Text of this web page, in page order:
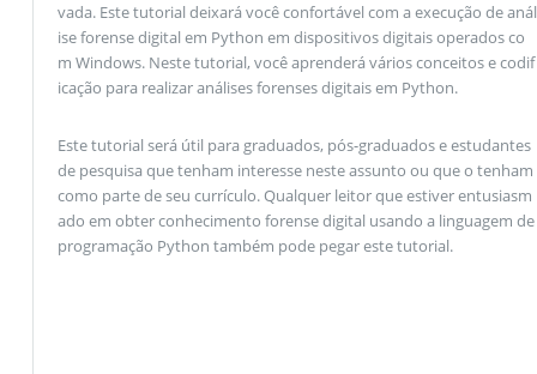
vada. Este tutorial deixará você confortável com a execução de anál
ise forense digital em Python em dispositivos digitais operados co
m Windows. Neste tutorial, você aprenderá vários conceitos e codif
icação para realizar análises forenses digitais em Python.
Este tutorial será útil para graduados, pós-graduados e estudantes
de pesquisa que tenham interesse neste assunto ou que o tenham
como parte de seu currículo. Qualquer leitor que estiver entusiasm
ado em obter conhecimento forense digital usando a linguagem de
programação Python também pode pegar este tutorial.